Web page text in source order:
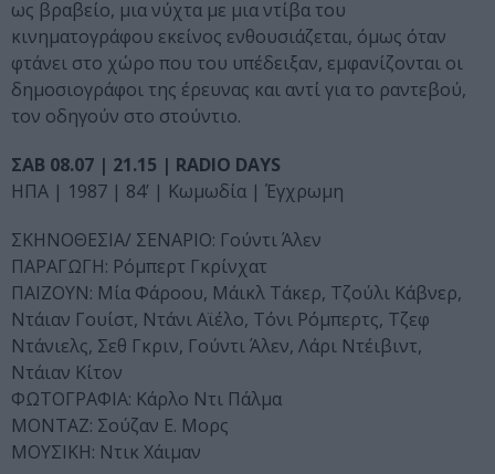
ως βραβείο, μια νύχτα με μια ντίβα του
κινηματογράφου εκείνος ενθουσιάζεται, όμως όταν
φτάνει στο χώρο που του υπέδειξαν, εμφανίζονται οι
δημοσιογράφοι της έρευνας και αντί για το ραντεβού,
τον οδηγούν στο στούντιο.
ΣΑΒ 08.07 | 21.15 | RADIO DAYS
ΗΠΑ | 1987 | 84’ | Κωμωδία | Έγχρωμη
ΣΚΗΝΟΘΕΣΙΑ/ ΣΕΝΑΡΙΟ: Γούντι Άλεν
ΠΑΡΑΓΩΓΗ: Ρόμπερτ Γκρίνχατ
ΠΑΙΖΟΥΝ: Μία Φάροου, Μάικλ Τάκερ, Τζούλι Κάβνερ,
Ντάιαν Γουίστ, Ντάνι Αϊέλο, Τόνι Ρόμπερτς, Τζεφ
Ντάνιελς, Σεθ Γκριν, Γούντι Άλεν, Λάρι Ντέιβιντ,
Ντάιαν Κίτον
ΦΩΤΟΓΡΑΦΙΑ: Κάρλο Ντι Πάλμα
ΜΟΝΤΑΖ: Σούζαν Ε. Μορς
ΜΟΥΣΙΚΗ: Ντικ Χάιμαν